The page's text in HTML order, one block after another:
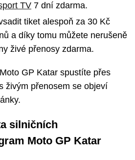
TV 7 dní zdarma.
tiket alespoň za 30 Kč
a díky tomu můžete nerušeně
živé přenosy zdarma.
GP Katar spustíte přes
živým přenosem se objeví
silničních
Moto GP Katar